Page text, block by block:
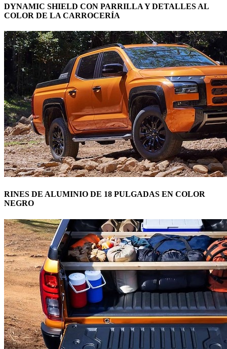
DYNAMIC SHIELD CON PARRILLA Y DETALLES AL
COLOR DE LA CARROCERÍA
RINES DE ALUMINIO DE 18 PULGADAS EN COLOR
NEGRO